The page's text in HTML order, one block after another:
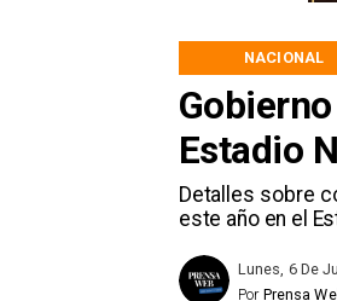
Estadio
Detalles sobre
este año en el
NACIONAL
Lunes, 6 De
Prensa
Por